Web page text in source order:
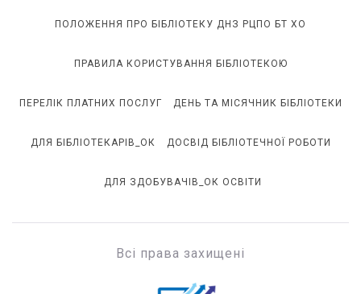
ПОЛОЖЕННЯ ПРО БІБЛІОТЕКУ ДНЗ РЦПО БТ ХО
ПРАВИЛА КОРИСТУВАННЯ БІБЛІОТЕКОЮ
ПЕРЕЛІК ПЛАТНИХ ПОСЛУГ ДЕНЬ ТА МІСЯЧНИК БІБЛІОТЕКИ
ДЛЯ БІБЛІОТЕКАРІВ_ОК ДОСВІД БІБЛІОТЕЧНОЇ РОБОТИ
ДЛЯ ЗДОБУВАЧІВ_ОК ОСВІТИ
Всі права захищені